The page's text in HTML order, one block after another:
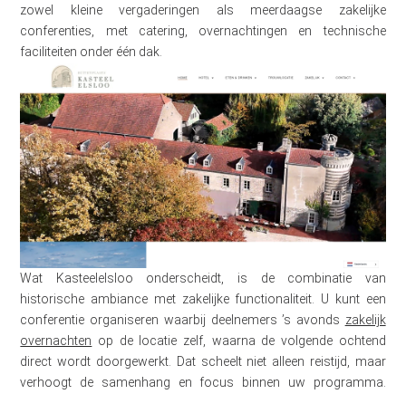
zowel kleine vergaderingen als meerdaagse zakelijke
conferenties, met catering, overnachtingen en technische
faciliteiten onder één dak.
Wat Kasteelelsloo onderscheidt, is de combinatie van
historische ambiance met zakelijke functionaliteit. U kunt een
conferentie organiseren waarbij deelnemers ’s avonds zakelijk
overnachten op de locatie zelf, waarna de volgende ochtend
direct wordt doorgewerkt. Dat scheelt niet alleen reistijd, maar
verhoogt de samenhang en focus binnen uw programma.